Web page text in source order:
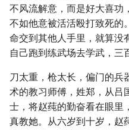
不风流解意，而是好大喜功
不如他意被活活殴打致死的
命交到其他人手里，就算没
自己跑到练武场去学武，三
刀太重，枪太长，偏门的兵
术的教习师傅，姓郑，从吕
士，将赵莼的勤奋看在眼里
真教她。从六岁到十岁，赵